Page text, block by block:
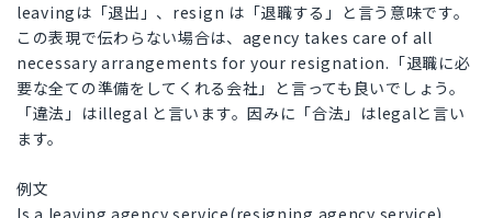
leavingは「退出」、resign は「退職する」と言う意味です。
この表現で伝わらない場合は、agency takes care of all
necessary arrangements for your resignation.「退職に必
要な全ての準備をしてくれる会社」と言っても良いでしょう。
「違法」はillegal と言います。因みに「合法」はlegalと言い
ます。
例文